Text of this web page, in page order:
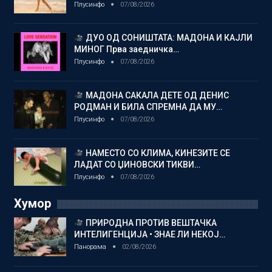
Плусинфо 07/08/2026
ДУО ОД СОНИШТАТА: МАДОНА И КАЈЛИ
МИНОГ Прва заедничка…
Плусинфо 07/08/2026
МАДОНА САКАЛА ДЕТЕ ОД ДЕНИС
РОДМАН И БИЛА СПРЕМНА ДА МУ…
Плусинфо 07/08/2026
НАМЕСТО СО КЛИМА, КИНЕЗИТЕ СЕ
ЛАДАТ СО ЏИНОВСКИ ТИКВИ…
Плусинфо 07/08/2026
Хумор
ПРИРОДНА ПРОТИВ ВЕШТАЧКА
ИНТЕЛИГЕНЦИЈА • ЗНАЕ ЛИ НЕКОЈ…
Панорама 02/08/2026